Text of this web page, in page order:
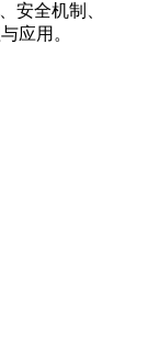
安全机制、
应用。